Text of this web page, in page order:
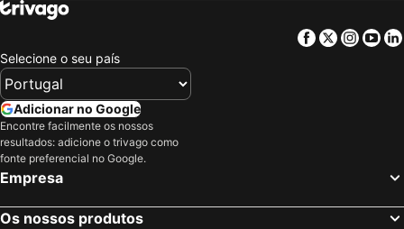
Facebook
Twitter
Selecione o seu país
Adicionar no Google
Encontre facilmente os nossos
resultados: adicione o trivago como
fonte preferencial no Google.
Empresa
Os nossos produtos